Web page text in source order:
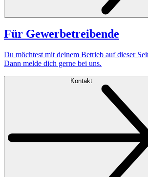
Für Gewerbetreibende
Du möchtest mit deinem Betrieb auf dieser
Dann melde dich gerne bei uns.
Kontakt